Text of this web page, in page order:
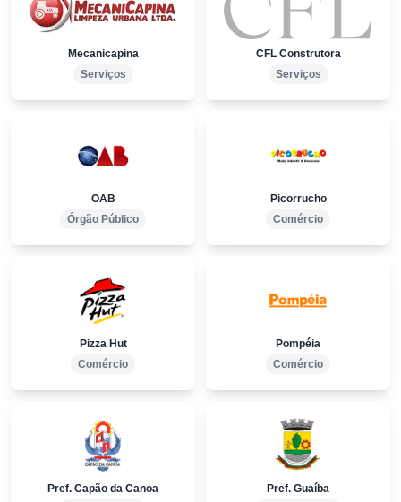
Mecanicapina
Serviços
CFL Construtora
Serviços
OAB
Órgão Público
Picorrucho
Comércio
Pizza Hut
Comércio
Pompéia
Comércio
Pref. Capão da Canoa
Pref. Guaíba